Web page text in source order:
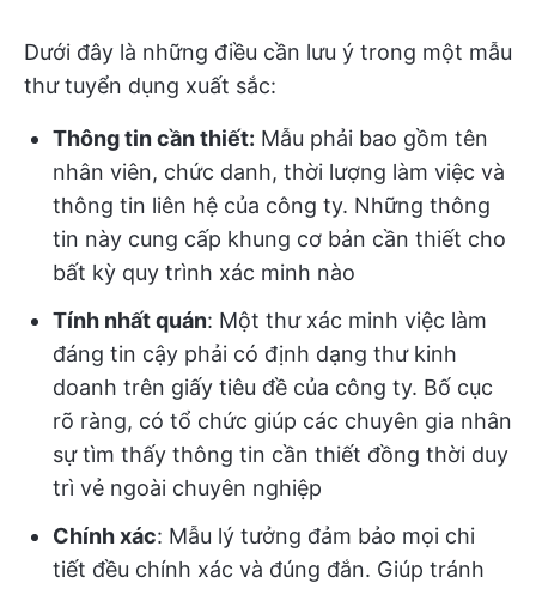
Dưới đây là những điều cần lưu ý trong một mẫu
thư tuyển dụng xuất sắc:
Thông tin cần thiết: Mẫu phải bao gồm tên
nhân viên, chức danh, thời lượng làm việc và
thông tin liên hệ của công ty. Những thông
tin này cung cấp khung cơ bản cần thiết cho
bất kỳ quy trình xác minh nào
Tính nhất quán: Một thư xác minh việc làm
đáng tin cậy phải có định dạng thư kinh
doanh trên giấy tiêu đề của công ty. Bố cục
rõ ràng, có tổ chức giúp các chuyên gia nhân
sự tìm thấy thông tin cần thiết đồng thời duy
trì vẻ ngoài chuyên nghiệp
Chính xác: Mẫu lý tưởng đảm bảo mọi chi
tiết đều chính xác và đúng đắn. Giúp tránh